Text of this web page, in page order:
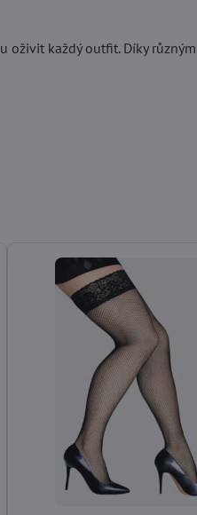
každý outfit. Díky